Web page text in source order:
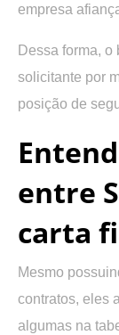
empresa
Dessa forma,
solicitante por
posição de
entre
carta
Mesmo
contratos, eles
algumas na